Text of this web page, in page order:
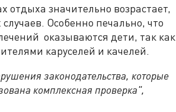
значительно возрастает,
Особенно печально, что
оказываются дети, так как
каруселей и качелей.
законодательства, которые
комплексная проверка",